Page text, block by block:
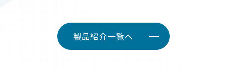
製品紹介一覧へ